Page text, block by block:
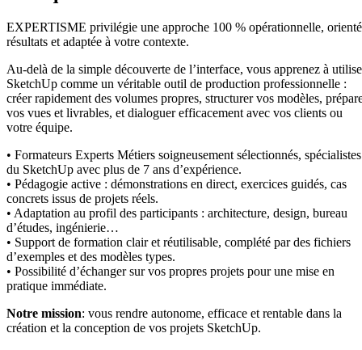
EXPERTISME privilégie une approche 100 % opérationnelle,
résultats et adaptée à votre contexte.
Au-delà de la simple découverte de l’interface, vous apprenez à
SketchUp comme un véritable outil de production professionnelle :
créer rapidement des volumes propres, structurer vos modèles,
vos vues et livrables, et dialoguer efficacement avec vos clients ou
votre équipe.
• Formateurs Experts Métiers soigneusement sélectionnés, spécialistes
du SketchUp avec plus de 7 ans d’expérience.
• Pédagogie active : démonstrations en direct, exercices guidés, cas
concrets issus de projets réels.
• Adaptation au profil des participants : architecture, design, bureau
d’études, ingénierie…
• Support de formation clair et réutilisable, complété par des fichiers
d’exemples et des modèles types.
• Possibilité d’échanger sur vos propres projets pour une mise en
pratique immédiate.
Notre mission: vous rendre autonome, efficace et rentable dans la
création et la conception de vos projets SketchUp.